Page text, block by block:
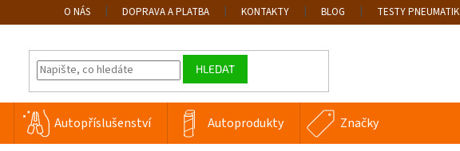
O NÁS DOPRAVA A PLATBA KONTAKTY BLOG TESTY PNEUMATIK
HLEDAT
Autopříslušenství Autoprodukty Značky